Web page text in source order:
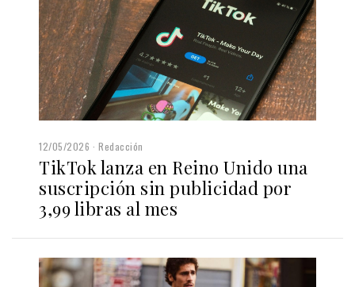
12/05/2026 Redacción
TikTok lanza en Reino Unido una
suscripción sin publicidad por
3,99 libras al mes